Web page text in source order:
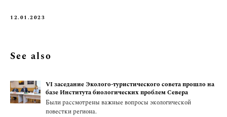
12.01.2023
See also
VI заседание Эколого-туристического совета прошло на
базе Института биологических проблем Севера
Были рассмотрены важные вопросы экологической
повестки региона.